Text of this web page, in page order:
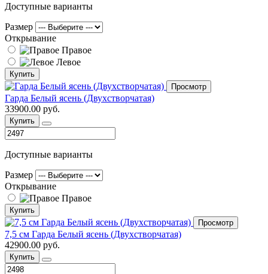
Доступные варианты
Размер
Открывание
Правое
Левое
Купить
Просмотр
Гарда Белый ясень (Двухстворчатая)
33900.00 руб.
Купить
Доступные варианты
Размер
Открывание
Правое
Купить
Просмотр
7,5 см Гарда Белый ясень (Двухстворчатая)
42900.00 руб.
Купить